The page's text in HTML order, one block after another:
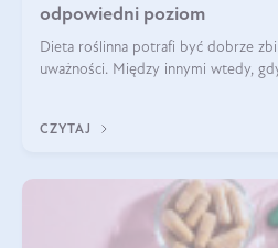
odpowiedni poziom
Dieta roślinna potrafi być dobrze
uważności. Między innymi wtedy,
CZYTAJ